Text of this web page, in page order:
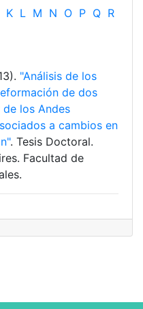
K L M N O P Q R
"Análisis de los
de dos
los Andes
a cambios en
. Tesis Doctoral.
Facultad de